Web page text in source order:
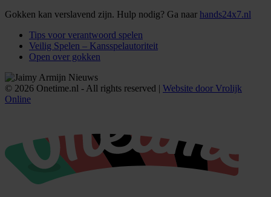
Gokken kan verslavend zijn. Hulp nodig? Ga naar hands24x7.nl
Tips voor verantwoord spelen
Veilig Spelen – Kansspelautoriteit
Open over gokken
© 2026 Onetime.nl - All rights reserved | Website door Vrolijk
Online